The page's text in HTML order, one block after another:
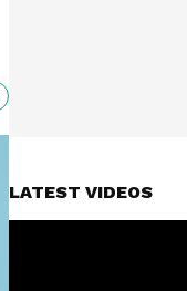
LATEST VIDEOS